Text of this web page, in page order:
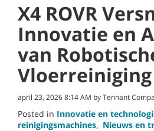
X4 ROVR
Innovatie en
van
Vloerreiniging
april 23, 2026 8:14 AM by Tennant
Posted in Innovatie en
reinigingsmachines, Nieuws en